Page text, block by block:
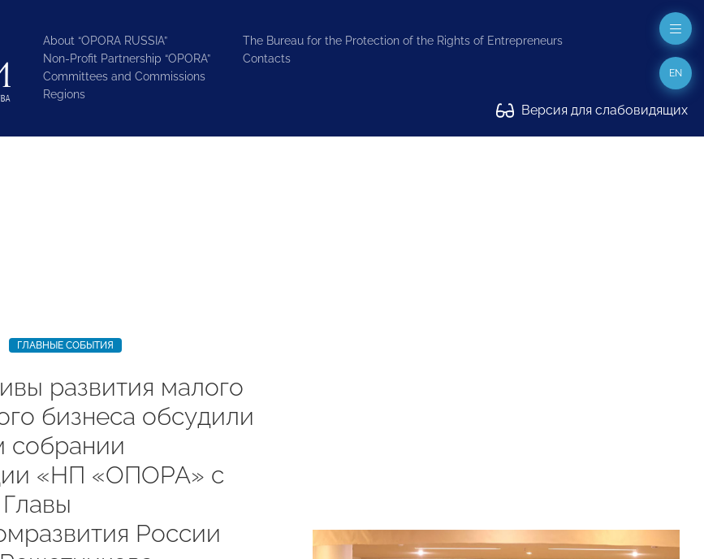
About “OPORA RUSSIA”
Non-Profit Partnership “OPORA”
Committees and Commissions
Regions
The Bureau for the Protection of the Rights of Entrepreneurs
Contacts
Версия для слабовидящих
EN
ГЛАВНЫЕ СОБЫТИЯ
развития малого
бизнеса обсудили
«НП «ОПОРА» с
России